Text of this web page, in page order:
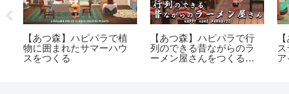
【あつ森】ハピパラで植
物に囲まれたサマーハウ
スをつくる
【あつ森】ハピパラで行
列のできる昔ながらのラ
ーメン屋さんをつくる｜
ア